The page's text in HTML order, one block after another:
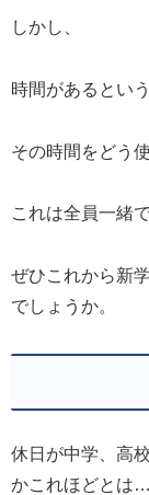
しかし、
時間があるとい
その時間をどう
これは全員一緒で
ぜひこれから新
でしょうか。
休日が中学、高
かこれほどとは…